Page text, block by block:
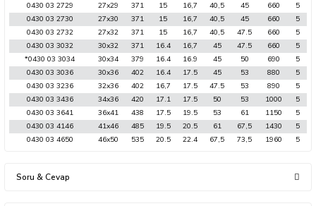
0430 03 2729
27x29 371 15 16,7 40,5 45 660
5
0430 03 2730
27x30 371 15 16,7 40,5 45 660
5
0430 03 2732
27x32 371 15 16,7 40,5 47.5 660
5
0430 03 3032
30x32 371 16.4 16,7 45 47.5 660
5
*0430 03 3034
30x34 379 16.4 16.9 45 50 690
5
0430 03 3036
30x36 402 16.4 17.5 45 53 880
5
0430 03 3236
32x36 402 16,7 17.5 47.5 53 890
5
0430 03 3436
34x36 420 17.1 17.5 50 53 1000
5
0430 03 3641
36x41 438 17.5 19.5 53 61 1150
5
0430 03 4146
41x46 485 19.5 20.5 61 67,5 1430
5
0430 03 4650
46x50 535 20.5 22.4 67,5 73,5 1960 5
Soru & Cevap